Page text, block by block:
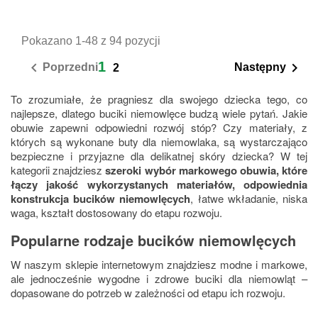
Pokazano 1-48 z 94 pozycji
 Poprzedni1 2 Następny 
To zrozumiałe, że pragniesz dla swojego dziecka tego, co
najlepsze, dlatego buciki niemowlęce budzą wiele pytań. Jakie
obuwie zapewni odpowiedni rozwój stóp? Czy materiały, z
których są wykonane buty dla niemowlaka, są wystarczająco
bezpieczne i przyjazne dla delikatnej skóry dziecka? W tej
kategorii znajdzieszszeroki wybór markowego obuwia, które
łączy jakość wykorzystanych materiałów, odpowiednia
konstrukcja bucików niemowlęcych, łatwe wkładanie, niska
waga, kształt dostosowany do etapu rozwoju.
Popularne rodzaje bucików niemowlęcych
W naszym sklepie internetowym znajdziesz modne i markowe,
ale jednocześnie wygodne i zdrowe buciki dla niemowląt –
dopasowane do potrzeb w zależności od etapu ich rozwoju.